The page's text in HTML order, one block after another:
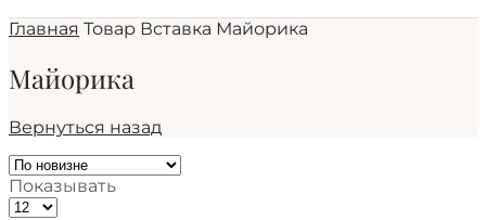
Главная Товар Вставка Майорика
Майорика
Вернуться назад
Показывать